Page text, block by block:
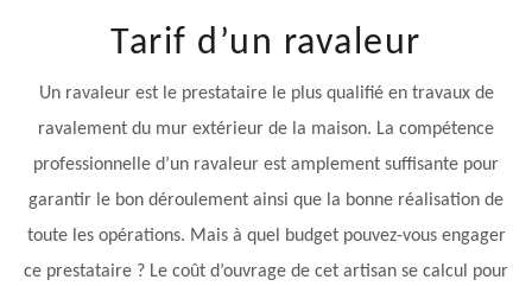
Tarif d’un ravaleur
Un ravaleur est le prestataire le plus qualifié en travaux de
ravalement du mur extérieur de la maison. La compétence
professionnelle d’un ravaleur est amplement suffisante pour
garantir le bon déroulement ainsi que la bonne réalisation de
toute les opérations. Mais à quel budget pouvez-vous engager
ce prestataire ? Le coût d’ouvrage de cet artisan se calcul pour